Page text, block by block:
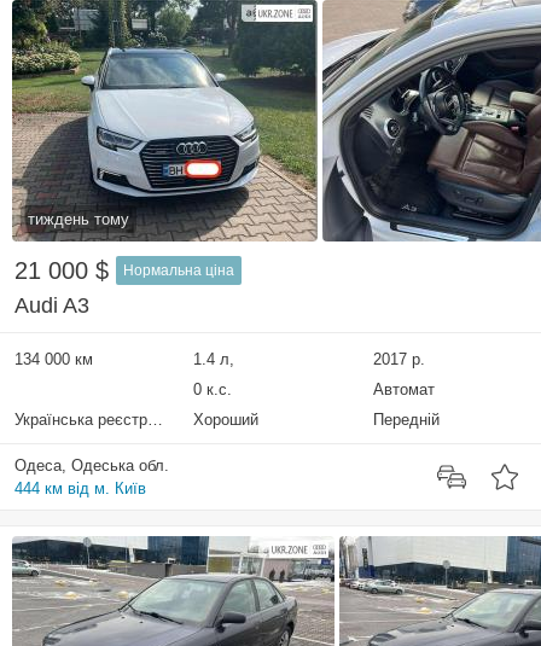
тиждень тому
21 000 $ Нормальна ціна
Audi A3
134 000 км 1.4 л,
2017 р.
0 к.с.
Автомат
Українська реєстрація
Хороший Передній
Одеса, Одеська обл.
444 км від м. Київ